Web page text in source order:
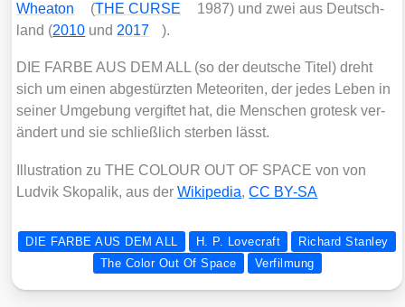
Whea­ton
(THE CURSE
1987) und zwei aus Deutsch­
land (2010 und 2017 ).
DIE FARBE AUS DEM ALL (so der deut­sche Titel) dreht
sich um einen abge­stürz­ten Meteo­ri­ten, der jedes Leben in
sei­ner Umge­bung ver­gif­tet hat, die Men­schen gro­tesk ver­
än­dert und sie schließ­lich ster­ben lässt.
Illus­tra­ti­on zu THE COLOUR OUT OF SPACE von von
Lud­vik Skopa­lik, aus derWiki­pe­dia,CC BY-SA
DIE FARBE AUS DEM ALL H. P. Lovecraft
Richard Stanley
The Color Out Of Space
Verfilmung